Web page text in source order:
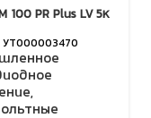
100 PR Plus LV 5К
УТ000003470
,